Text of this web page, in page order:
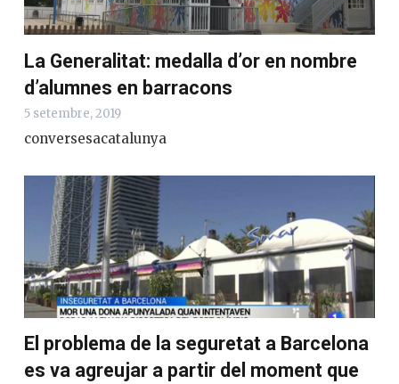
La Generalitat: medalla d’or en nombre
d’alumnes en barracons
5 setembre, 2019
conversesacatalunya
El problema de la seguretat a Barcelona
es va agreujar a partir del moment que